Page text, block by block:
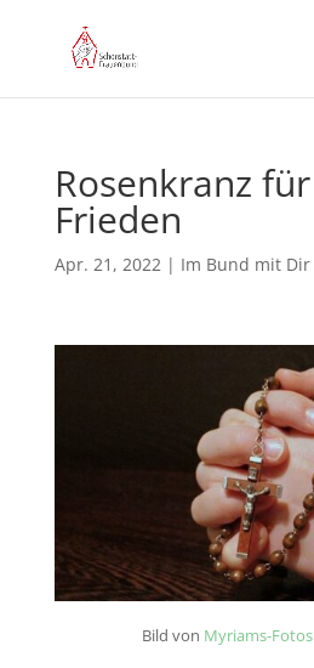
Rosenkranz
Frieden
Apr. 21, 2022| Im Bund mit Dir
Bild von Myriams-Fotos